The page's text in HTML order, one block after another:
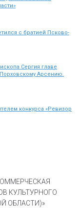
с братией Псково-
Сергия главе
Арсению.
конкурса «Ревизор
КУЛЬТУРНОГО
ОБЛАСТИ)»